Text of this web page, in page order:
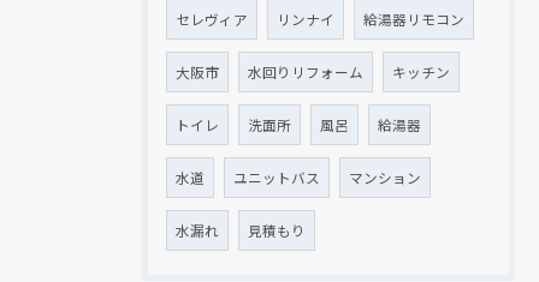
セレヴィア リンナイ 給湯器リモコン
大阪市 水回りリフォーム キッチン
トイレ 洗面所 風呂 給湯器
水道 ユニットバス マンション
水漏れ 見積もり